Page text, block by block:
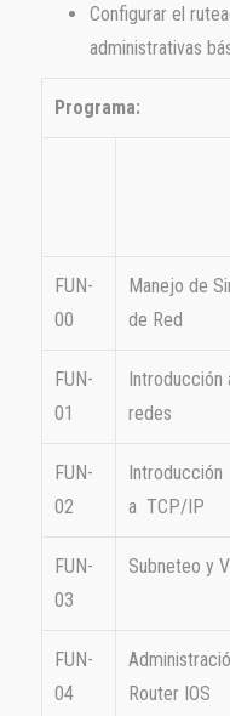
Configurar el
administrativas
Programa:
FUN-
00
Manejo de
de Red
FUN-
01
Introducción
redes
FUN-
02
Introducción
a TCP/IP
FUN-
03
Subneteo y
FUN-
04
Router IOS